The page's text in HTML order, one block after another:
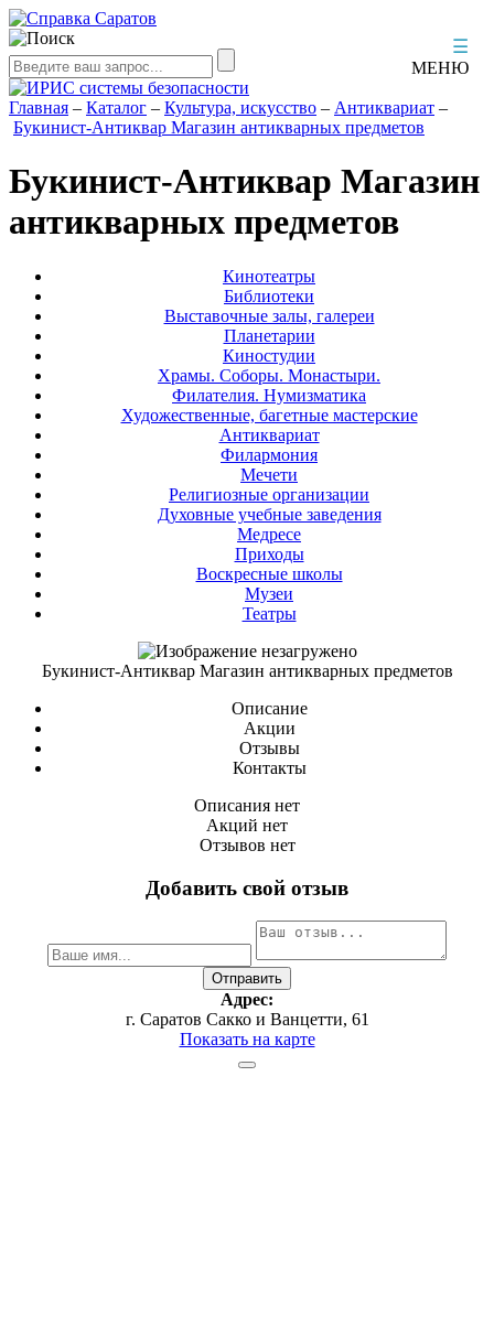
☰
МЕНЮ
Главная – Каталог – Культура, искусство – Антиквариат –
Букинист-Антиквар Магазин антикварных предметов
Букинист-Антиквар Магазин
антикварных предметов
Кинотеатры
Библиотеки
Выставочные залы, галереи
Планетарии
Киностудии
Храмы. Соборы. Монастыри.
Филателия. Нумизматика
Художественные, багетные мастерские
Антиквариат
Филармония
Мечети
Религиозные организации
Духовные учебные заведения
Медресе
Приходы
Воскресные школы
Музеи
Театры
Букинист-Антиквар Магазин антикварных предметов
Описание
Акции
Отзывы
Контакты
Описания нет
Акций нет
Отзывов нет
Добавить свой отзыв
Адрес:
г. Саратов Сакко и Ванцетти, 61
Показать на карте